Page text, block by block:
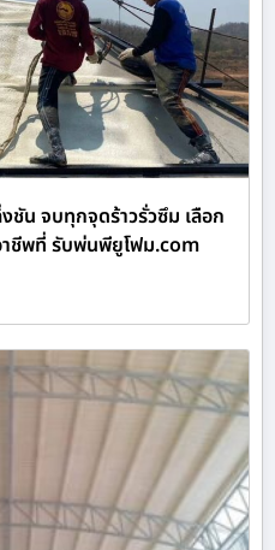
ชัน จบทุกจุดร้าวรั่วซึม เลือก
ชีพที่ รับพ่นพียูโฟม.com